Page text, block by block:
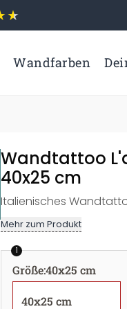
Wandfarben
Wandtattoo
40x25 cm
Italienisches
Mehr zum Produkt
1
Größe:40x25 cm
40x25 cm